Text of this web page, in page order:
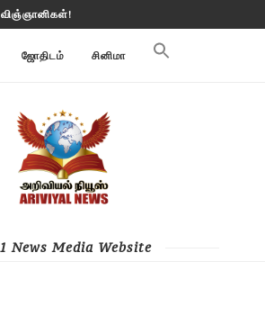
விஞ்ஞானிகள்!
ஜோதிடம் சினிமா
News Media Website